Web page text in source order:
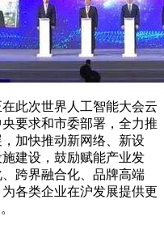
此次世界人工智能大会云
要求和市委部署，全力推
加快推动新网络、新设
建设，鼓励赋能产业发
跨界融合化、品牌高端
各类企业在沪发展提供更